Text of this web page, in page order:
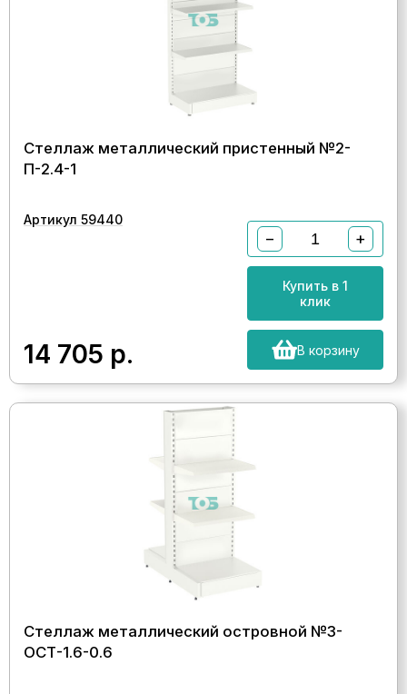
Стеллаж металлический пристенный №2-
П-2.4-1
Артикул 59440
14 705 р.
− +
Купить в 1
клик
В корзину
Стеллаж металлический островной №3-
ОСТ-1.6-0.6